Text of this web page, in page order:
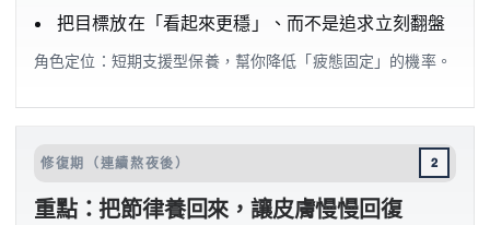
把目標放在「看起來更穩」、而不是追求立刻翻盤
角色定位：短期支援型保養，幫你降低「疲態固定」的機率。
修復期（連續熬夜後） 2
重點：把節律養回來，讓皮膚慢慢回復